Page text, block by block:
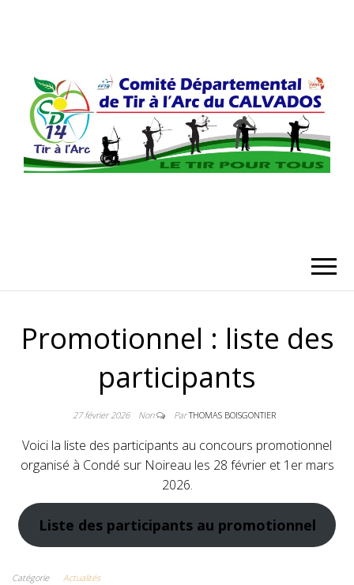
DU
DE TIR À
Promotionnel : liste des
participants
27 février 2026 Non ParTHOMAS BOISGONTIER
Voici la liste des participants au concours promotionnel
organisé à Condé sur Noireau les 28 février et 1er mars
2026.
Liste des participants au promotionnel
Catégorie Actualités